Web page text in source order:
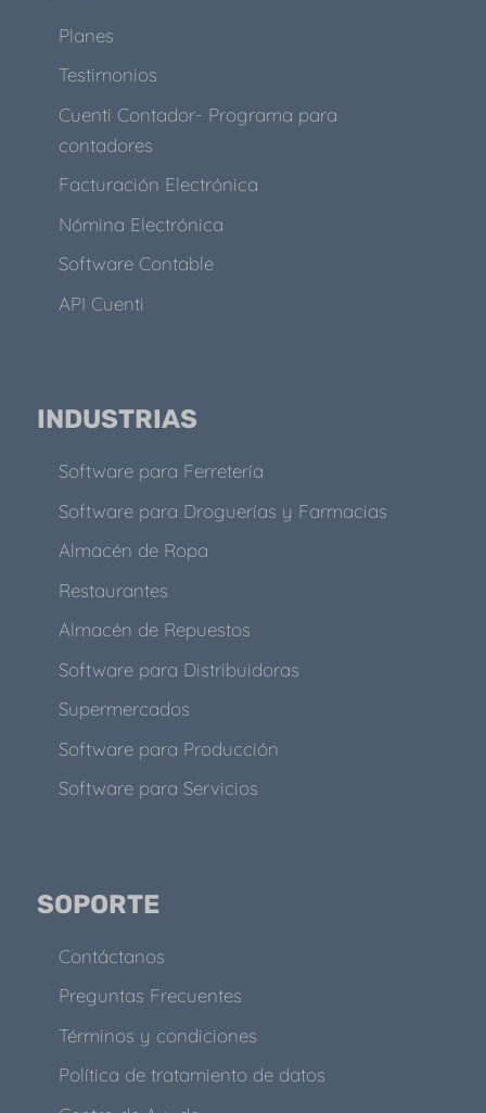
Planes
Testimonios
Cuenti Contador- Programa para
contadores
Facturación Electrónica
Nómina Electrónica
Software Contable
API Cuenti
INDUSTRIAS
Software para Ferretería
Software para Droguerías y Farmacias
Almacén de Ropa
Restaurantes
Almacén de Repuestos
Software para Distribuidoras
Supermercados
Software para Producción
Software para Servicios
SOPORTE
Contáctanos
Preguntas Frecuentes
Términos y condiciones
Política de tratamiento de datos